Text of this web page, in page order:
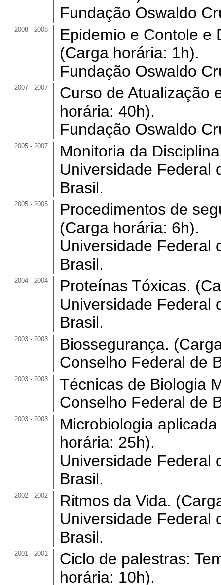
Fundação Oswaldo
2008 - 2008
Epidemio e Contole e
(Carga horária: 1h).
Fundação Oswaldo
2007 - 2007
Curso de Atualização
horária: 40h).
Fundação Oswaldo
2005 - 2007
Monitoria da
Universidade Federal
Brasil.
2005 - 2005
Procedimentos de
(Carga horária: 6h).
Universidade Federal
Brasil.
2004 - 2004
Proteínas Tóxicas.
Universidade Federal
Brasil.
2003 - 2003
Biossegurança.
Conselho Federal de
2003 - 2003
Técnicas de Biologia
Conselho Federal de
2003 - 2003
Microbiologia
horária: 25h).
Universidade Federal
Brasil.
2002 - 2002
Ritmos da Vida.
Universidade Federal
Brasil.
2001 - 2001
Ciclo de palestras:
horária: 10h).